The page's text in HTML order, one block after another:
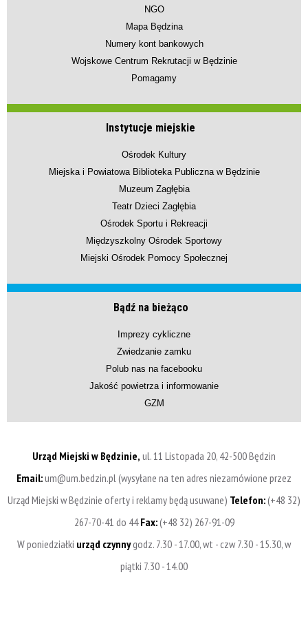
NGO
Mapa Będzina
Numery kont bankowych
Wojskowe Centrum Rekrutacji w Będzinie
Pomagamy
Instytucje miejskie
Ośrodek Kultury
Miejska i Powiatowa Biblioteka Publiczna w Będzinie
Muzeum Zagłębia
Teatr Dzieci Zagłębia
Ośrodek Sportu i Rekreacji
Międzyszkolny Ośrodek Sportowy
Miejski Ośrodek Pomocy Społecznej
Bądź na bieżąco
Imprezy cykliczne
Zwiedzanie zamku
Polub nas na facebooku
Jakość powietrza i informowanie
GZM
Urząd Miejski w Będzinie, ul. 11 Listopada 20, 42-500 Będzin
Email:um@um.bedzin.pl (wysyłane na ten adres niezamówione przez
Urząd Miejski w Będzinie oferty i reklamy będą usuwane) Telefon:(+48 32)
267-70-41 do 44Fax:(+48 32) 267-91-09
W poniedziałki urząd czynnygodz. 7.30 - 17.00, wt - czw 7.30 - 15.30, w
piątki 7.30 - 14.00